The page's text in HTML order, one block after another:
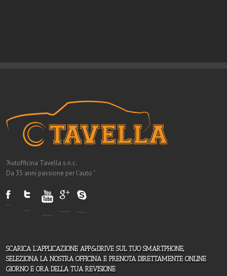
"Autofficina Tavella s.n.c.
Da 35 anni passione per l'auto "
SCARICA L'APPLICAZIONE APP&DRIVE SUL TUO SMARTPHONE,
SELEZIONA LA NOSTRA OFFICINA E PRENOTA DIRETTAMENTE ONLINE
GIORNO E ORA DELLA TUA REVISIONE